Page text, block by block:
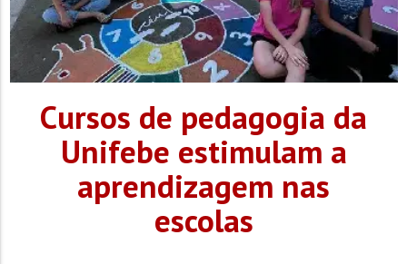
Cursos de pedagogia da
Unifebe estimulam a
aprendizagem nas
escolas